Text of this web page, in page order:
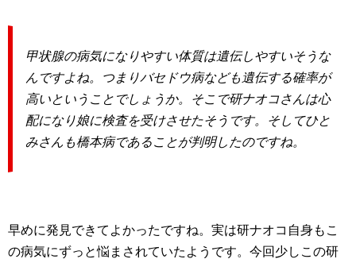
甲状腺の病気になりやすい体質は遺伝しやすいそうな
んですよね。つまりバセドウ病なども遺伝する確率が
高いということでしょうか。そこで研ナオコさんは心
配になり娘に検査を受けさせたそうです。そしてひと
みさんも橋本病であることが判明したのですね。
早めに発見できてよかったですね。実は研ナオコ自身もこ
の病気にずっと悩まされていたようです。今回少しこの研